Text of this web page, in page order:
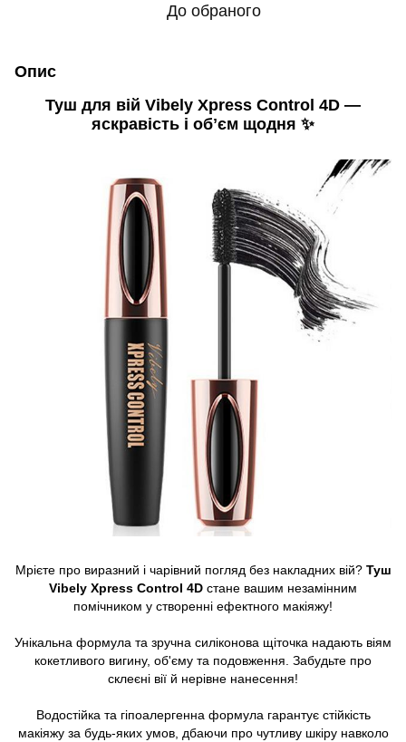
До обраного
Опис
Туш для вій Vibely Xpress Control 4D —
яскравість і обʼєм щодня ✨️
Мрієте про виразний і чарівний погляд без накладних вій? Туш
Vibely Xpress Control 4D стане вашим незамінним
помічником у створенні ефектного макіяжу!
Унікальна формула та зручна силіконова щіточка надають віям
кокетливого вигину, об'єму та подовження. Забудьте про
склеєні вії й нерівне нанесення!
Водостійка та гіпоалергенна формула гарантує стійкість
макіяжу за будь-яких умов, дбаючи про чутливу шкіру навколо